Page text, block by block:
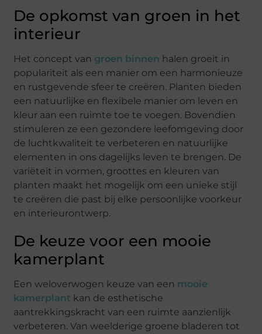
De opkomst van groen in het
interieur
Het concept van groen binnen halen groeit in
populariteit als een manier om een harmonieuze
en rustgevende sfeer te creëren. Planten bieden
een natuurlijke en flexibele manier om leven en
kleur aan een ruimte toe te voegen. Bovendien
stimuleren ze een gezondere leefomgeving door
de luchtkwaliteit te verbeteren en natuurlijke
elementen in ons dagelijks leven te brengen. De
variëteit in vormen, groottes en kleuren van
planten maakt het mogelijk om een unieke stijl
te creëren die past bij elke persoonlijke voorkeur
en interieurontwerp.
De keuze voor een mooie
kamerplant
Een weloverwogen keuze van een mooie
kamerplant kan de esthetische
aantrekkingskracht van een ruimte aanzienlijk
verbeteren. Van weelderige groene bladeren tot